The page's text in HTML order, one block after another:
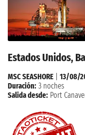
Estados Unidos,
MSC SEASHORE
13/08/
Duración: 3 noches
Salida desde: Port